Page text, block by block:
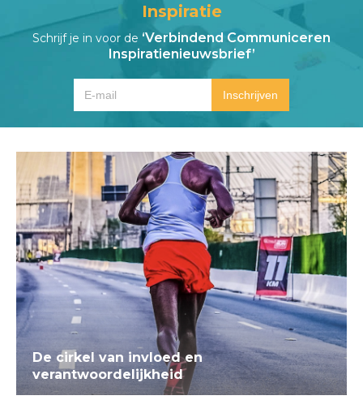
Inspiratie
Schrijf je in voor de ‘Verbindend Communiceren
Inspiratienieuwsbrief’
De cirkel van invloed en
verantwoordelijkheid